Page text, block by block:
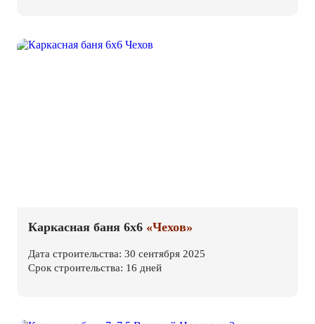
Каркасная баня 6х6 «Чехов»
Дата строительства: 30 сентября 2025
Срок строительства: 16 дней